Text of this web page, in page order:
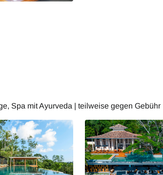
Spa mit Ayurveda | teilweise gegen Gebühr